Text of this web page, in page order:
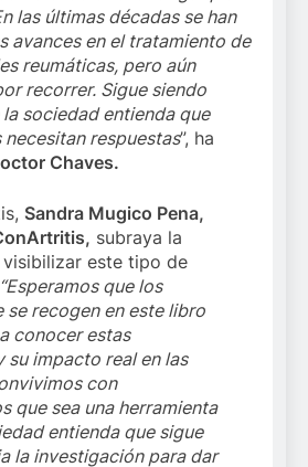
las últimas décadas se han
avances en el tratamiento de
reumáticas, pero aún
recorrer. Sigue siendo
sociedad entienda que
respuestas”, ha
Chaves.
Sandra Mugico Pena,
subraya la
este tipo de
“Esperamos que los
se recogen en este libro
conocer estas
su impacto real en las
con
que sea una herramienta
entienda que sigue
la investigación para dar